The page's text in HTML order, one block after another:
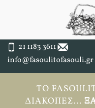
21 1183 3611
info@fasoulitofasouli.gr
ΤΟ
ΔΙΑΚΟΠΈΣ...